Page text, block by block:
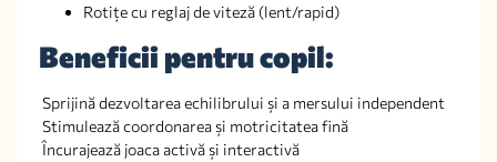
Rotițe cu reglaj de viteză (lent/rapid)
Beneficii pentru copil:
Sprijină dezvoltarea echilibrului și a mersului independent
Stimulează coordonarea și motricitatea fină
Încurajează joaca activă și interactivă